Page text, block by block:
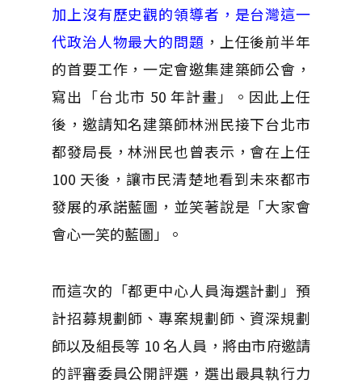
加上沒有歷史觀的領導者，是台灣這一
代政治人物最大的問題 ，上任後前半年
的首要工作，一定會邀集建築師公會，
寫出「台北市 50 年計畫」。因此上任
後，邀請知名建築師林洲民接下台北市
都發局長，林洲民也曾表示，會在上任
100 天後，讓市民清楚地看到未來都市
發展的承諾藍圖，並笑著說是「大家會
會心一笑的藍圖」。
而這次的「都更中心人員海選計劃」預
計招募規劃師、專案規劃師、資深規劃
師以及組長等 10 名人員，將由市府邀請
的評審委員公開評選，選出最具執行力